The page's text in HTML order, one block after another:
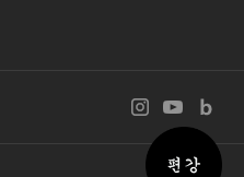
인스타그램 바로
유튜브 바로
블로그